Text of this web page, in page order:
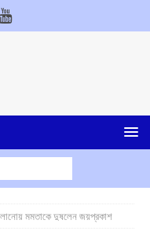
মমতাকে দুষলেন জয়প্রকাশ